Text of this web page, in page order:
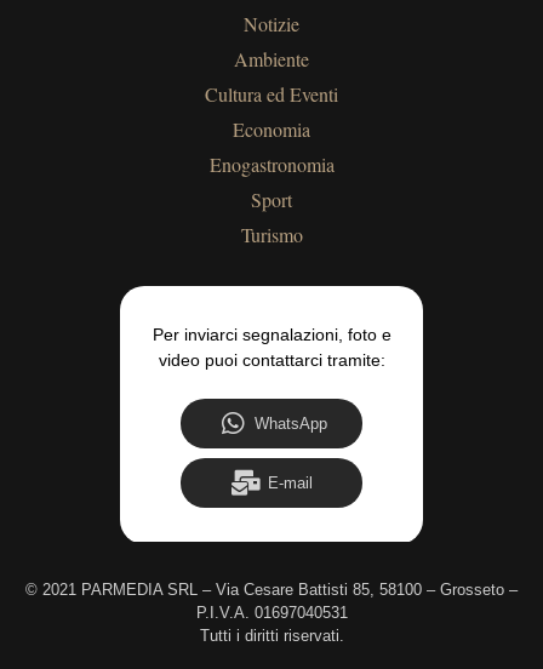
Notizie
Ambiente
Cultura ed Eventi
Economia
Enogastronomia
Sport
Turismo
Per inviarci segnalazioni, foto e
video puoi contattarci tramite:
WhatsApp
E-mail
© 2021 PARMEDIA SRL – Via Cesare Battisti 85, 58100 – Grosseto –
P.I.V.A. 01697040531
Tutti i diritti riservati.